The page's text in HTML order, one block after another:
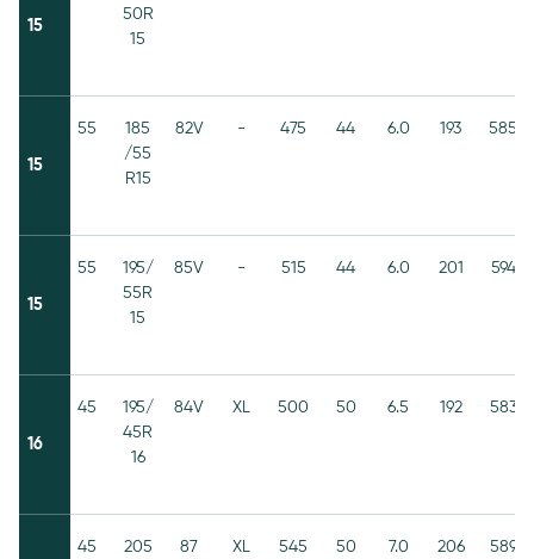
15
50R
15
15
55
185
/55
R15
82V - 475 44 6.0 193 585
15
55
195/
55R
15
85V - 515 44 6.0 201 594
16
45
195/
45R
16
84V XL 500 50 6.5 192 583
45
205
87
XL 545 50 7.0 206 589